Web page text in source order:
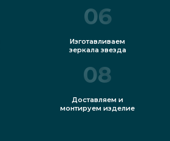
06
Изготавливаем
зеркала звезда
08
Доставляем и
монтируем изделие